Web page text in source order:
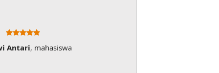
Antari, mahasiswa